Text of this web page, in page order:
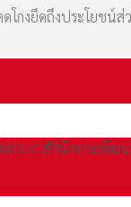
โกงยึดถึงประโย
สำนักงานพัฒ